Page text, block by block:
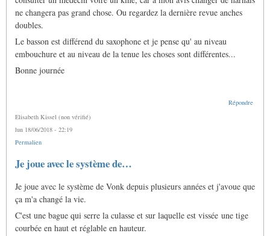
ne changera pas grand chose. Ou regardez la dernière revue anches
doubles.
Le basson est différend du saxophone et je pense qu' au niveau
embouchure et au niveau de la tenue les choses sont différentes...
Bonne journée
Répondre
Elisabeth Kissel (non vérifié)
lun 18/06/2018 - 22:19
Permalien
En
réponse
harnais
douleurs
par
Jacques
Je joue avec le système de…
Je joue avec le système de Vonk depuis plusieurs années et j'avoue que
ça m'a changé la vie.
C'est une bague qui serre la culasse et sur laquelle est vissée une tige
courbée en haut et réglable en hauteur.